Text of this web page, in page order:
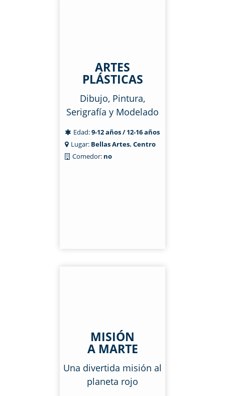
ARTES
PLÁSTICAS
Dibujo, Pintura,
Serigrafía y Modelado
Edad:9-12 años / 12-16 años
Lugar: Bellas Artes. Centro
Comedor: no
MISIÓN
A MARTE
Una divertida misión al
planeta rojo